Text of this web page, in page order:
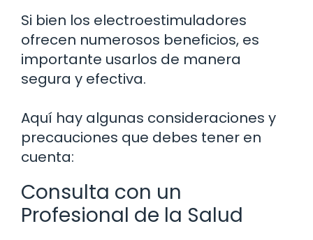
Si bien los electroestimuladores
ofrecen numerosos beneficios, es
importante usarlos de manera
segura y efectiva.
Aquí hay algunas consideraciones y
precauciones que debes tener en
cuenta:
Consulta con un
Profesional de la Salud